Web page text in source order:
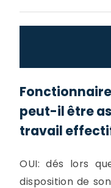
peut-il être
travail
OUI: dés lors
disposition de